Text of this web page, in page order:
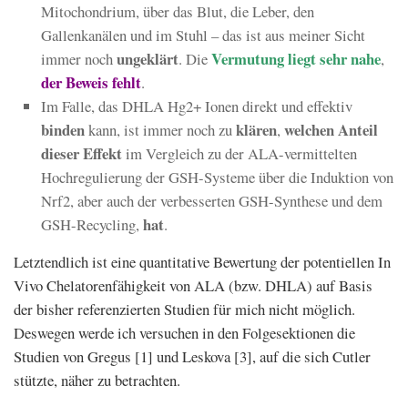
Mitochondrium, über das Blut, die Leber, den
Gallenkanälen und im Stuhl – das ist aus meiner Sicht
immer nochungeklärt. DieVermutung liegt sehr nahe,
der Beweis fehlt.
Im Falle, das DHLA Hg2+ Ionen direkt und effektiv
bindenkann, ist immer noch zuklären, welchen Anteil
dieser Effektim Vergleich zu der ALA-vermittelten
Hochregulierung der GSH-Systeme über die Induktion von
Nrf2, aber auch der verbesserten GSH-Synthese und dem
GSH-Recycling, hat.
Letztendlich ist eine quantitative Bewertung der potentiellen In
Vivo Chelatorenfähigkeit von ALA (bzw. DHLA) auf Basis
der bisher referenzierten Studien für mich nicht möglich.
Deswegen werde ich versuchen in den Folgesektionen die
Studien von Gregus [1] und Leskova [3], auf die sich Cutler
stützte, näher zu betrachten.